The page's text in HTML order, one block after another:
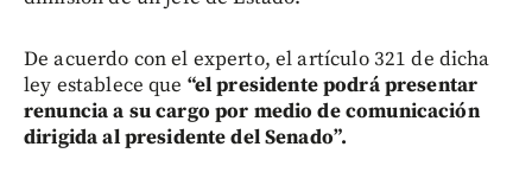
De acuerdo con el experto, el artículo 321 de dicha
ley establece que “el presidente podrá presentar
renuncia a su cargo por medio de comunicación
dirigida al presidente del Senado”.